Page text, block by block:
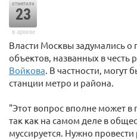
отметили
23
в архиве
Власти Москвы задумались о
объектов, названных в честь
Войкова. В частности, могут
станции метро и района.
"Этот вопрос вполне может
так как на самом деле в
муссируется. Нужно